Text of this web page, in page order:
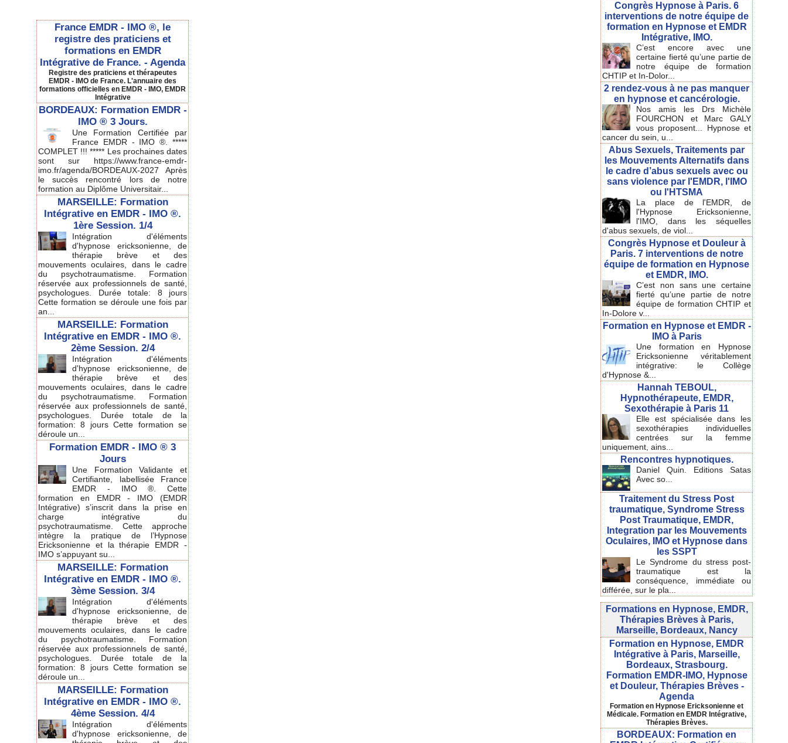
France EMDR - IMO ®, le
registre des praticiens et
formations en EMDR
Intégrative de France. - Agenda
Registre des praticiens et thérapeutes
EMDR - IMO de France. L'annuaire des
formations officielles en EMDR - IMO, EMDR
Intégrative
BORDEAUX: Formation EMDR -
IMO ® 3 Jours.
Une Formation Certifiée par
France EMDR - IMO ®. *****
COMPLET !!! ***** Les prochaines dates
sont sur https://www.france-emdr-
imo.fr/agenda/BORDEAUX-2027 Après
le succès rencontré lors de notre
formation au Diplôme Universitair...
MARSEILLE: Formation
Intégrative en EMDR - IMO ®.
1ère Session. 1/4
Intégration d'éléments
d'hypnose ericksonienne, de
thérapie brève et des
mouvements oculaires, dans le cadre
du psychotraumatisme. Formation
réservée aux professionnels de santé,
psychologues. Durée totale: 8 jours
Cette formation se déroule une fois par
an...
MARSEILLE: Formation
Intégrative en EMDR - IMO ®.
2ème Session. 2/4
Intégration d'éléments
d'hypnose ericksonienne, de
thérapie brève et des
mouvements oculaires, dans le cadre
du psychotraumatisme. Formation
réservée aux professionnels de santé,
psychologues. Durée totale de la
formation: 8 jours Cette formation se
déroule un...
Formation EMDR - IMO ® 3
Jours
Une Formation Validante et
Certifiante, labellisée France
EMDR - IMO ®. Cette
formation en EMDR - IMO (EMDR
Intégrative) s’inscrit dans la prise en
charge intégrative du
psychotraumatisme. Cette approche
intègre la pratique de l’Hypnose
Ericksonienne et la thérapie EMDR -
IMO s’appuyant su...
MARSEILLE: Formation
Intégrative en EMDR - IMO ®.
3ème Session. 3/4
Intégration d'éléments
d'hypnose ericksonienne, de
thérapie brève et des
mouvements oculaires, dans le cadre
du psychotraumatisme. Formation
réservée aux professionnels de santé,
psychologues. Durée totale de la
formation: 8 jours Cette formation se
déroule un...
MARSEILLE: Formation
Intégrative en EMDR - IMO ®.
4ème Session. 4/4
Intégration d'éléments
d'hypnose ericksonienne, de
Congrès Hypnose à Paris. 6
interventions de notre équipe de
formation en Hypnose et EMDR
Intégrative, IMO.
C’est encore avec une
certaine fierté qu’une partie de
notre équipe de formation
CHTIP et In-Dolor...
2 rendez-vous à ne pas manquer
en hypnose et cancérologie.
Nos amis les Drs Michèle
FOURCHON et Marc GALY
vous proposent... Hypnose et
cancer du sein, u...
Abus Sexuels, Traitements par
les Mouvements Alternatifs dans
le cadre d’abus sexuels avec ou
sans violence par l'EMDR, l'IMO
ou l'HTSMA
La place de l'EMDR, de
l'Hypnose Ericksonienne,
l'IMO, dans les séquelles
d'abus sexuels, de viol...
Congrès Hypnose et Douleur à
Paris. 7 interventions de notre
équipe de formation en Hypnose
et EMDR, IMO.
C’est non sans une certaine
fierté qu’une partie de notre
équipe de formation CHTIP et
In-Dolore v...
Formation en Hypnose et EMDR -
IMO à Paris
Une formation en Hypnose
Ericksonienne véritablement
intégrative: le Collège
d'Hypnose &...
Hannah TEBOUL,
Hypnothérapeute, EMDR,
Sexothérapie à Paris 11
Elle est spécialisée dans les
sexothérapies individuelles
centrées sur la femme
uniquement, ains...
Rencontres hypnotiques.
Daniel Quin. Editions Satas
Avec so...
Traitement du Stress Post
traumatique, Syndrome Stress
Post Traumatique, EMDR,
Integration par les Mouvements
Oculaires, IMO et Hypnose dans
les SSPT
Le Syndrome du stress post-
traumatique est la
conséquence, immédiate ou
différée, sur le pla...
Formations en Hypnose, EMDR,
Thérapies Brèves à Paris,
Marseille, Bordeaux, Nancy
Formation en Hypnose, EMDR
Intégrative à Paris, Marseille,
Bordeaux, Strasbourg.
Formation EMDR-IMO, Hypnose
et Douleur, Thérapies Brèves -
Agenda
Formation en Hypnose Ericksonienne et
Médicale. Formation en EMDR Intégrative,
Thérapies Brèves.
BORDEAUX: Formation en